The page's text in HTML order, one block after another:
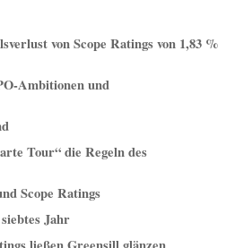
von Scope Ratings von 1,83 %
Ambitionen und
Tour“ die Regeln des
Scope Ratings
Jahr